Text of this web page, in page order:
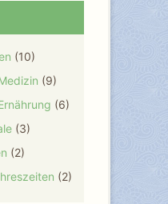
(10)
(9)
(6)
(3)
(2)
(2)